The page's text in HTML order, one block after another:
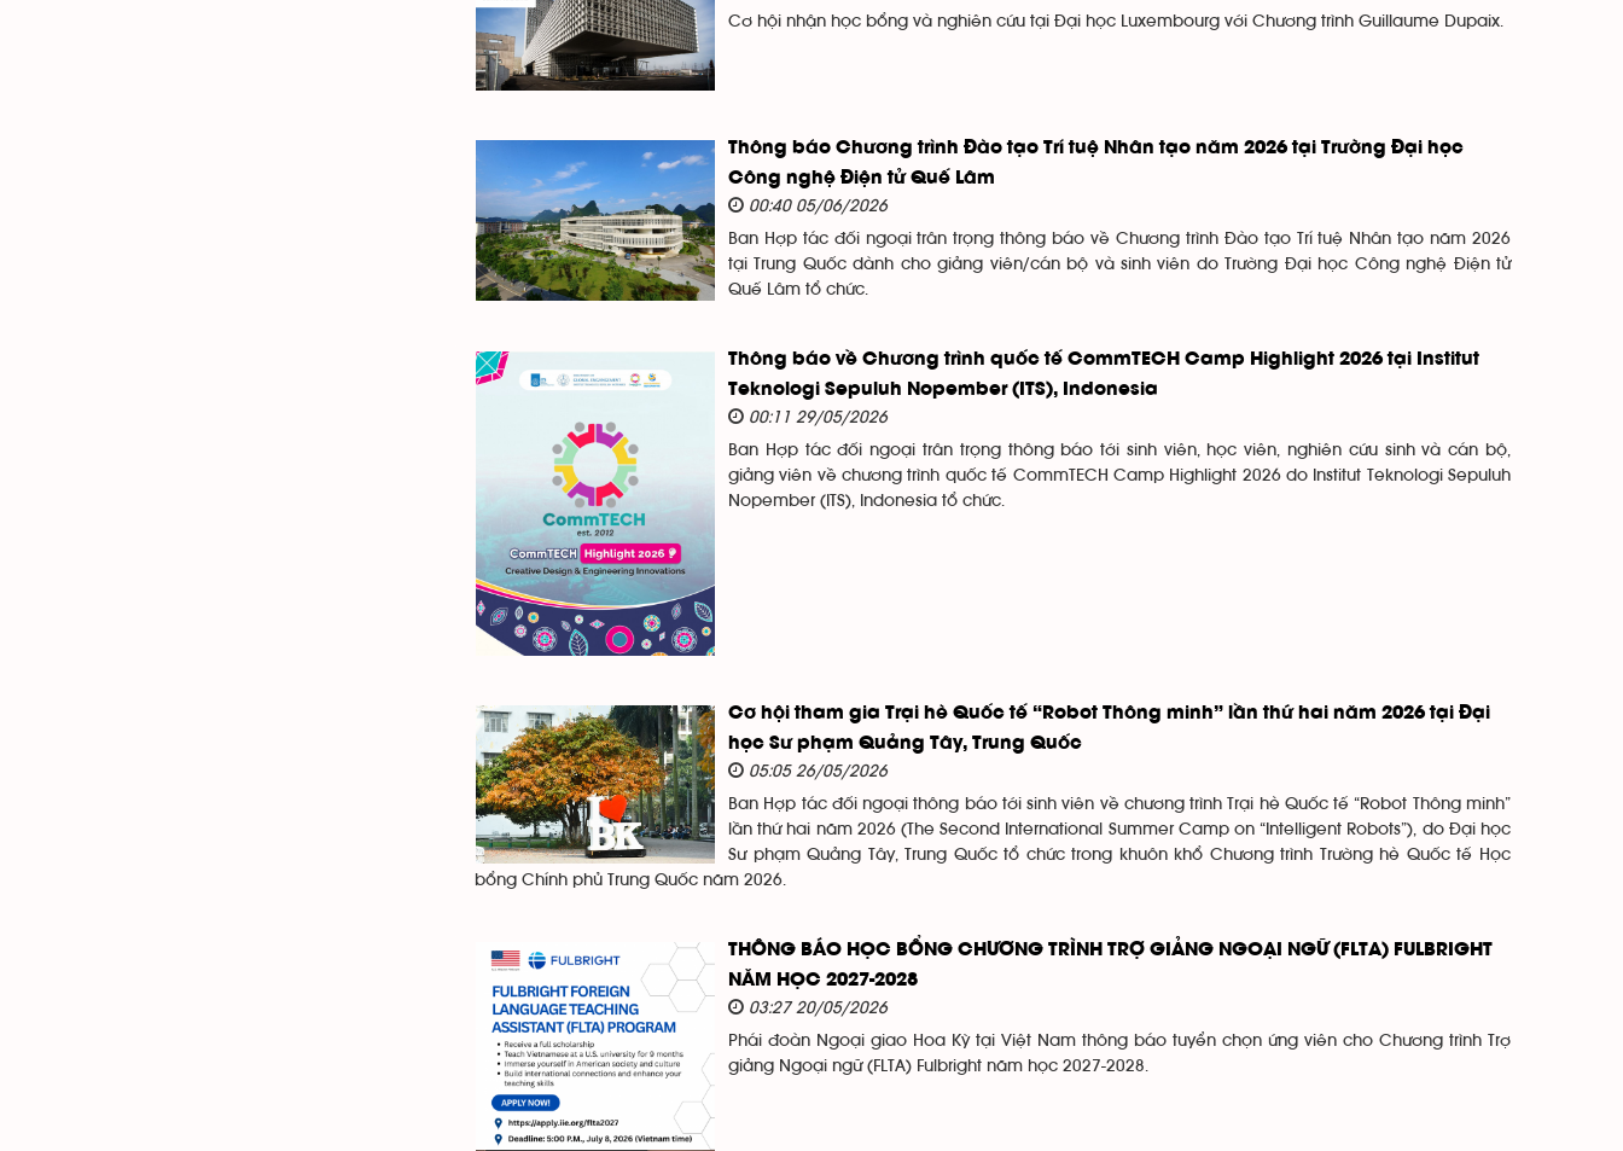
Cơ hội nhận học bổng và nghiên cứu tại Đại học Luxembourg với Chương trình Guillaume Dupaix.
Thông báo Chương trình Đào tạo Trí tuệ Nhân tạo năm 2026 tại Trường Đại học
Công nghệ Điện tử Quế Lâm
00:40 05/06/2026
Ban Hợp tác đối ngoại trân trọng thông báo về Chương trình Đào tạo Trí tuệ Nhân tạo năm 2026
tại Trung Quốc dành cho giảng viên/cán bộ và sinh viên do Trường Đại học Công nghệ Điện tử
Quế Lâm tổ chức.
Thông báo về Chương trình quốc tế CommTECH Camp Highlight 2026 tại Institut
Teknologi Sepuluh Nopember (ITS), Indonesia
00:11 29/05/2026
Ban Hợp tác đối ngoại trân trọng thông báo tới sinh viên, học viên, nghiên cứu sinh và cán bộ,
giảng viên về chương trình quốc tế CommTECH Camp Highlight 2026 do Institut Teknologi Sepuluh
Nopember (ITS), Indonesia tổ chức.
Cơ hội tham gia Trại hè Quốc tế “Robot Thông minh” lần thứ hai năm 2026 tại Đại
học Sư phạm Quảng Tây, Trung Quốc
05:05 26/05/2026
Ban Hợp tác đối ngoại thông báo tới sinh viên về chương trình Trại hè Quốc tế “Robot Thông minh”
lần thứ hai năm 2026 (The Second International Summer Camp on “Intelligent Robots”), do Đại học
Sư phạm Quảng Tây, Trung Quốc tổ chức trong khuôn khổ Chương trình Trường hè Quốc tế Học
bổng Chính phủ Trung Quốc năm 2026.
THÔNG BÁO HỌC BỔNG CHƯƠNG TRÌNH TRỢ GIẢNG NGOẠI NGỮ (FLTA) FULBRIGHT
NĂM HỌC 2027-2028
03:27 20/05/2026
Phái đoàn Ngoại giao Hoa Kỳ tại Việt Nam thông báo tuyển chọn ứng viên cho Chương trình Trợ
giảng Ngoại ngữ (FLTA) Fulbright năm học 2027-2028.